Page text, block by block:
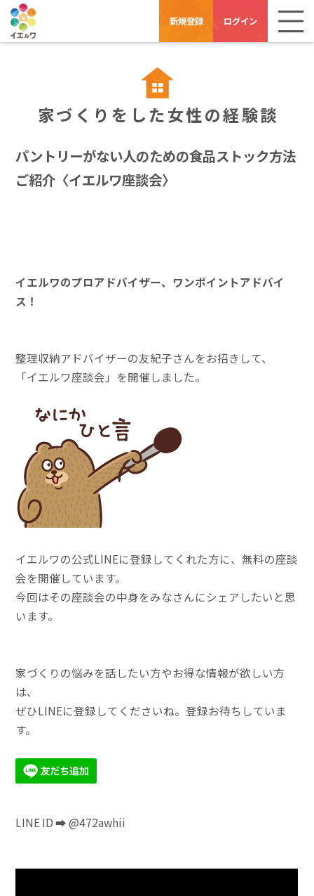
新規登録 ログイン
家づくりをした女性の経験談
パントリーがない人のための食品ストック方法
ご紹介〈イエルワ座談会〉
イエルワのプロアドバイザー、ワンポイントアドバイ
ス！
整理収納アドバイザーの友紀子さんをお招きして、
「イエルワ座談会」を開催しました。
イエルワの公式LINEに登録してくれた方に、無料の座談
会を開催しています。
今回はその座談会の中身をみなさんにシェアしたいと思
います。
家づくりの悩みを話したい方やお得な情報が欲しい方
は、
ぜひLINEに登録してくださいね。登録お待ちしていま
す。
LINE ID ➡ @472awhii